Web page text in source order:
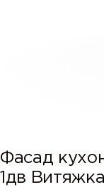
Фасад
1дв